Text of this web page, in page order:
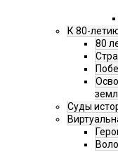
К 80-
80
Суды